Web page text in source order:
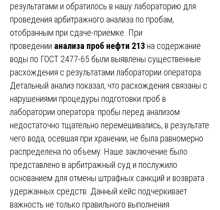
результатами и обратилось в нашу лабораторию для
проведения арбитражного анализа по пробам,
отобранным при сдаче-приемке. При
проведении анализа проб нефти 213 на содержание
воды по ГОСТ 2477-65 были выявлены существенные
расхождения с результатами лаборатории оператора.
Детальный анализ показал, что расхождения связаны с
нарушениями процедуры подготовки проб в
лаборатории оператора: пробы перед анализом
недостаточно тщательно перемешивались, в результате
чего вода, осевшая при хранении, не была равномерно
распределена по объему. Наше заключение было
представлено в арбитражный суд и послужило
основанием для отмены штрафных санкций и возврата
удержанных средств. Данный кейс подчеркивает
важность не только правильного выполнения